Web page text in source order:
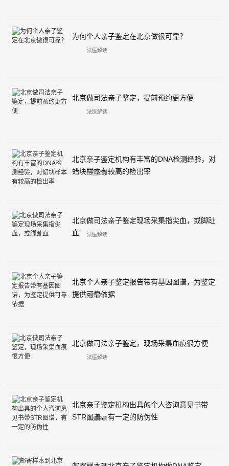
为何个人亲子鉴定在北京做很可靠？
法医解读
北京做司法亲子鉴定，提前预约更方便
法医解读
北京亲子鉴定机构有丰富的DNA检测经验，对
蜡块样本有较高的检出率
法医解读
北京做司法亲子鉴定现场采集指尖血，或脚趾
血
法医解读
北京个人亲子鉴定报告带有基因图谱，为鉴定
提供可靠依据
法医解读
北京做司法亲子鉴定，现场采集血痕很方便
法医解读
北京亲子鉴定机构出具的个人咨询意见书带
STR图谱，有一定的防伪性
法医解读